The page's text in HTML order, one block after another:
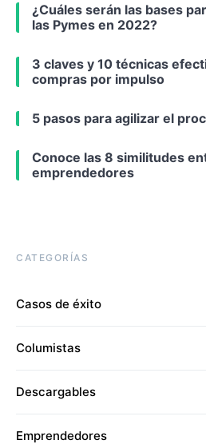
¿Cuáles serán las bases
las Pymes en 2022?
3 claves y 10 técnicas
compras por impulso
5 pasos para agilizar el
Conoce las 8 similitudes
emprendedores
CATEGORÍAS
Casos de éxito
Columistas
Descargables
Emprendedores